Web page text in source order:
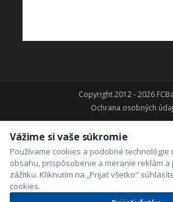
Copyright 2012 - 2026
Ochrana osobných
Vážime si vaše súkromie
Používame cookies a podobné technológie
obsahu, prispôsobenie a meranie reklám
zážitku. Kliknutím na „Prijať všetko"
cookies.